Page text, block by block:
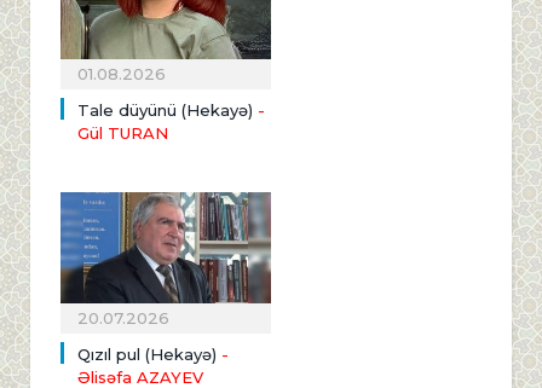
01.08.2026
Tale düyünü (Hekayə) -
Gül TURAN
20.07.2026
Qızıl pul (Hekayə) -
Əlisəfa AZAYEV